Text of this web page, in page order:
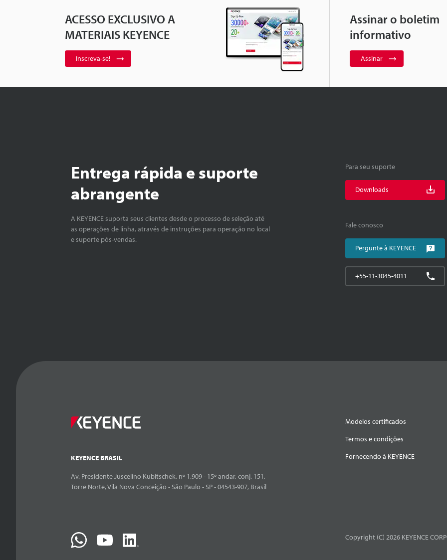
ACESSO EXCLUSIVO A
MATERIAIS KEYENCE
Inscreva-se!
Assinar o boletim
informativo
Assinar
Entrega rápida e suporte
abrangente
A KEYENCE suporta seus clientes desde o processo de seleção até
as operações de linha, através de instruções para operação no local
e suporte pós-vendas.
Para seu suporte
Downloads
Fale conosco
Pergunte à KEYENCE
+55-11-3045-4011
KEYENCE BRASIL
Av. Presidente Juscelino Kubitschek, nº 1.909 - 15º andar, conj. 151,
Torre Norte, Vila Nova Conceição - São Paulo - SP - 04543-907, Brasil
Modelos certificados
Termos e condições
Fornecendo à KEYENCE
Copyright (C) 2026 KEYENCE